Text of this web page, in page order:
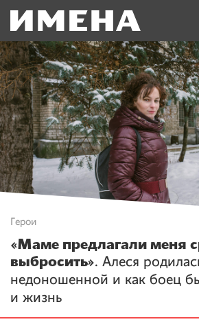
Герои
«Маме предлагали меня
выбросить». Алеся
недоношенной и как боец
и жизнь